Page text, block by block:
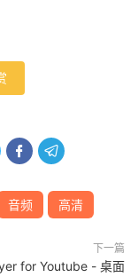
 
音频 高清
下一篇
for Youtube - 桌面